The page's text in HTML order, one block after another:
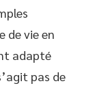
de vie en
adapté
pas de